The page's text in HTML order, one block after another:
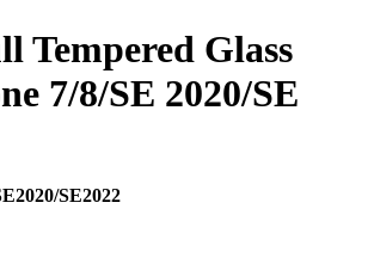
Tempered Glass
7/8/SE 2020/SE
SE2022